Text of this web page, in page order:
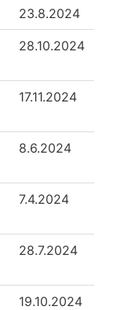
23.8.2024
28.10.2024
17.11.2024
8.6.2024
7.4.2024
28.7.2024
19.10.2024